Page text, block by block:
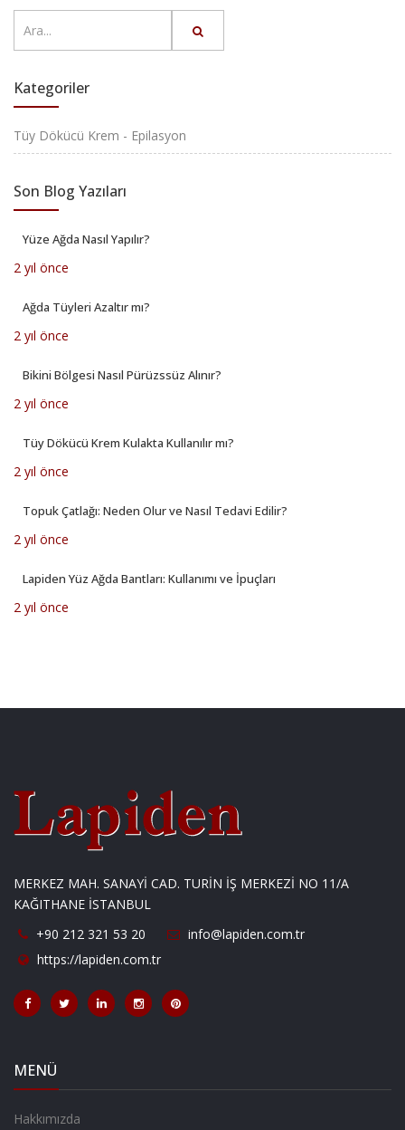
Kategoriler
Tüy Dökücü Krem - Epilasyon
Son Blog Yazıları
Yüze Ağda Nasıl Yapılır?
2 yıl önce
Ağda Tüyleri Azaltır mı?
2 yıl önce
Bikini Bölgesi Nasıl Pürüzssüz Alınır?
2 yıl önce
Tüy Dökücü Krem Kulakta Kullanılır mı?
2 yıl önce
Topuk Çatlağı: Neden Olur ve Nasıl Tedavi Edilir?
2 yıl önce
Lapiden Yüz Ağda Bantları: Kullanımı ve İpuçları
2 yıl önce
MERKEZ MAH. SANAYİ CAD. TURİN İŞ MERKEZİ NO 11/A
KAĞITHANE İSTANBUL
+90 212 321 53 20
info@lapiden.com.tr
https://lapiden.com.tr
MENÜ
Hakkımızda